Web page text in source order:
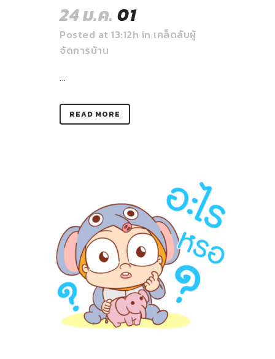
24 ม.ค. 01
Posted at 13:12h in เคล็ดลับผู้
จัดการบ้าน
...
READ MORE